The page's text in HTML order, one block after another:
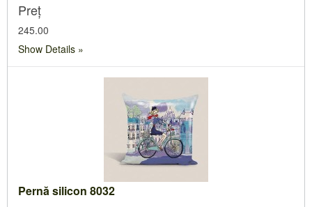
Preț
245.00
Show Details
Pernă silicon 8032